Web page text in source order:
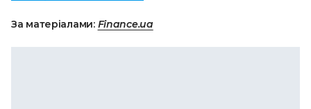
За матеріалами: Finance.ua